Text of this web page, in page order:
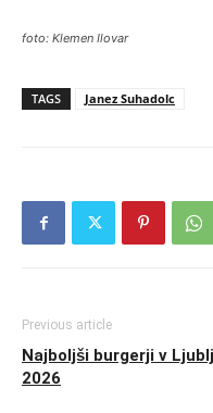
foto: Klemen Ilovar
TAGS Janez Suhadolc
Previous article
Najboljši burgerji v
2026